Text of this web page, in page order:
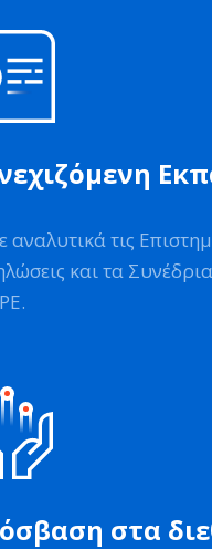
αναλυτικά τις
και τα
στα